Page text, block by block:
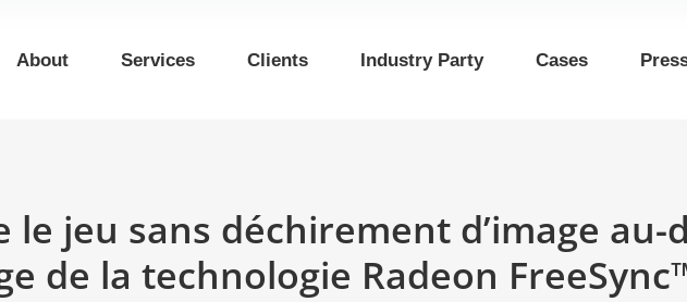
About Services Clients Industry Party Cases
le jeu sans déchirement d’image au-
de la technologie Radeon